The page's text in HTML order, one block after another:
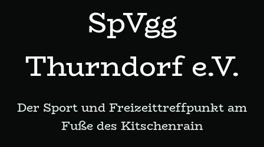
SpVgg
Thurndorf e.V.
Der Sport und Freizeittreffpunkt am
Fuße des Kitschenrain